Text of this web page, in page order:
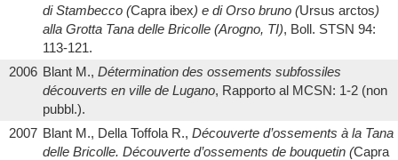
di Stambecco (Capra ibex) e di Orso bruno (Ursus arctos)
alla Grotta Tana delle Bricolle (Arogno, TI), Boll. STSN 94:
113-121.
2006 Blant M., Détermination des ossements subfossiles
découverts en ville de Lugano, Rapporto al MCSN: 1-2 (non
pubbl.).
2007 Blant M., Della Toffola R., Découverte d’ossements à la Tana
delle Bricolle. Découverte d’ossements de bouquetin (Capra